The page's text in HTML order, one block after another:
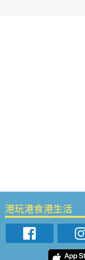
港玩港食港生活